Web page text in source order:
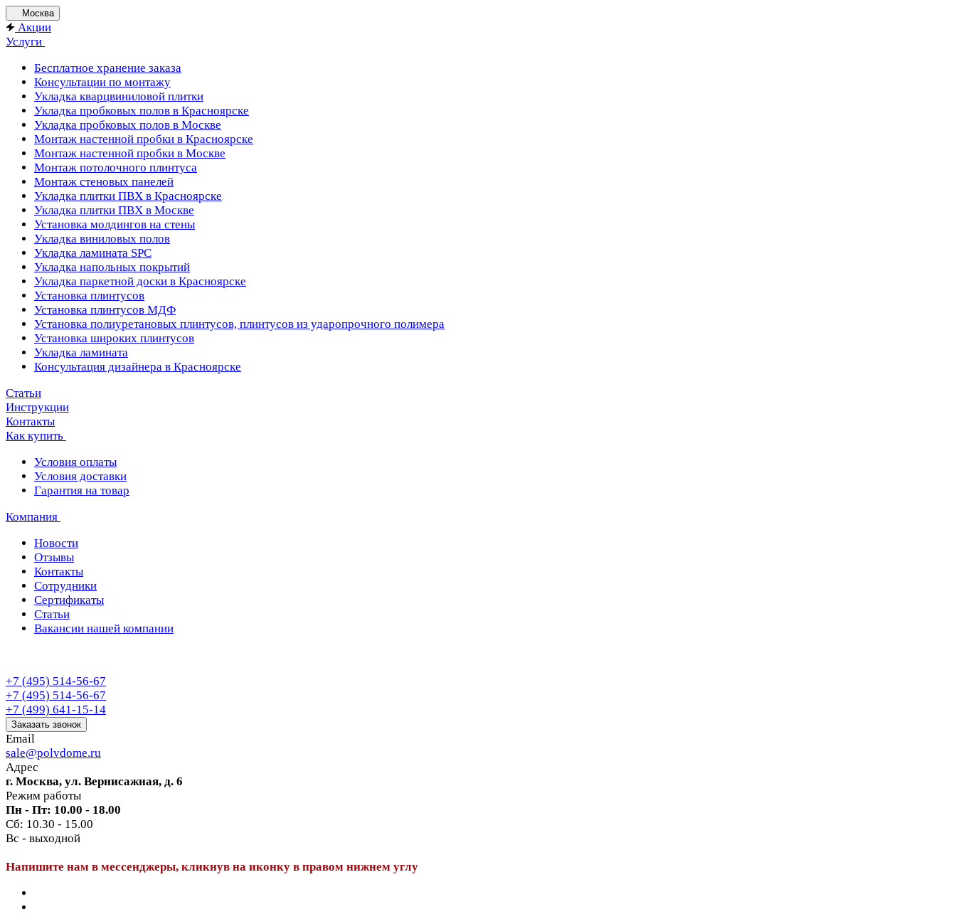
Москва
Акции
Услуги
Бесплатное хранение заказа
Консультации по монтажу
Укладка кварцвиниловой плитки
Укладка пробковых полов в Красноярске
Укладка пробковых полов в Москве
Монтаж настенной пробки в Красноярске
Монтаж настенной пробки в Москве
Монтаж потолочного плинтуса
Монтаж стеновых панелей
Укладка плитки ПВХ в Красноярске
Укладка плитки ПВХ в Москве
Установка молдингов на стены
Укладка виниловых полов
Укладка ламината SPC
Укладка напольных покрытий
Укладка паркетной доски в Красноярске
Установка плинтусов
Установка плинтусов МДФ
Установка полиуретановых плинтусов, плинтусов из ударопрочного полимера
Установка широких плинтусов
Укладка ламината
Консультация дизайнера в Красноярске
Статьи
Инструкции
Контакты
Как купить
Условия оплаты
Условия доставки
Гарантия на товар
Компания
Новости
Отзывы
Контакты
Сотрудники
Сертификаты
Статьи
Вакансии нашей компании
+7 (495) 514-56-67
+7 (495) 514-56-67
+7 (499) 641-15-14
Заказать звонок
Email
sale@polvdome.ru
Адрес
г. Москва, ул. Вернисажная, д. 6
Режим работы
Пн - Пт: 10.00 - 18.00
Сб: 10.30 - 15.00
Вс - выходной
Напишите нам в мессенджеры, кликнув на иконку в правом нижнем углу